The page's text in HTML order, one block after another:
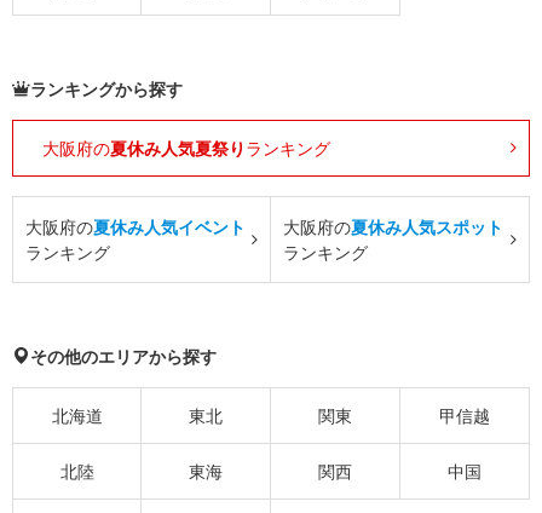
ランキングから探す
大阪府の夏休み人気夏祭り ランキング
大阪府の夏休み人気イベント
ランキング
大阪府の夏休み人気スポット
ランキング
その他のエリアから探す
北海道 東北 関東 甲信越
北陸 東海 関西 中国